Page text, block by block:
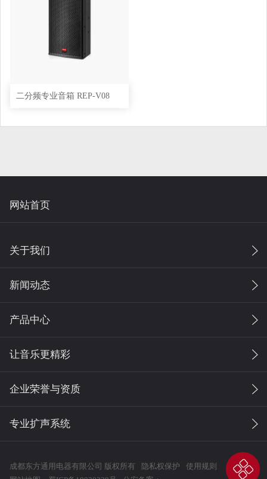
二分频专业音箱 REP-V08
网站首页
关于我们
新闻动态
产品中心
让音乐更精彩
企业荣誉与资质
专业扩声系统
成都东方通用电器有限公司 版权所有 隐私权保护
使用规则